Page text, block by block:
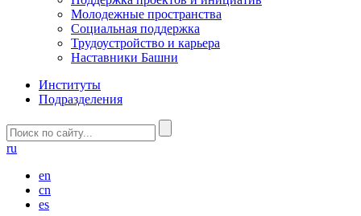
Молодежные пространства
Социальная поддержка
Трудоустройство и карьера
Наставники Башни
Институты
Подразделения
ru
en
cn
es